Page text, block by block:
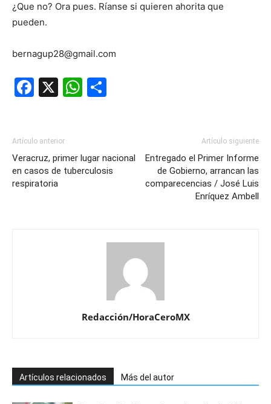
¿Que no? Ora pues. Ríanse si quieren ahorita que
pueden.
bernagup28@gmail.com
Facebook
X WhatsApp
Artículo anterior
Veracruz, primer lugar nacional
en casos de tuberculosis
respiratoria
Artículo siguiente
Entregado el Primer Informe
de Gobierno, arrancan las
comparecencias / José Luis
Enríquez Ambell
Redacción/HoraCeroMX
Artículos relacionados Más del autor